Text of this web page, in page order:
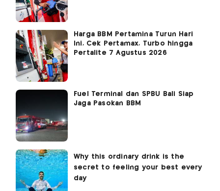
Harga BBM Pertamina Turun Hari
Ini, Cek Pertamax, Turbo hingga
Pertalite 7 Agustus 2026
Fuel Terminal dan SPBU Bali Siap
Jaga Pasokan BBM